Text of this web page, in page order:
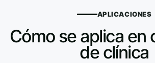
APLICACIONES
Cómo se aplica en
de clínica